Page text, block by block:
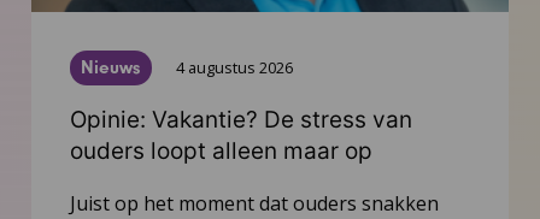
Nieuws 4 augustus 2026
Opinie: Vakantie? De stress van
ouders loopt alleen maar op
Juist op het moment dat ouders snakken